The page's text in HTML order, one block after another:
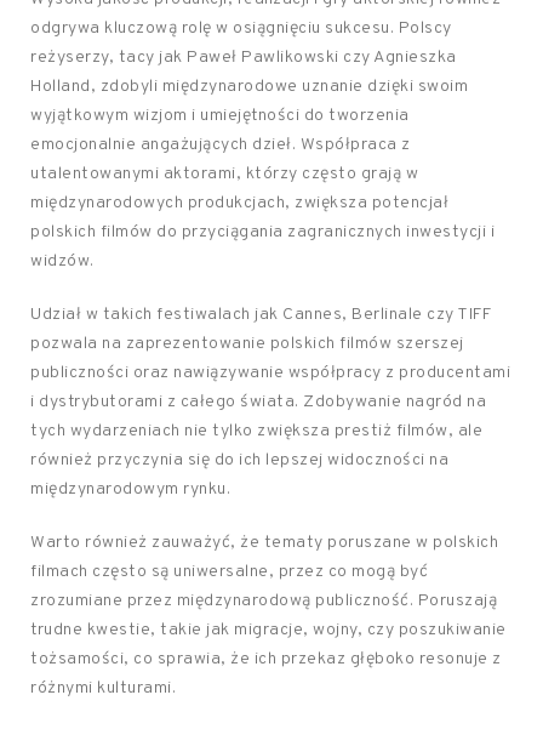
odgrywa kluczową rolę w osiągnięciu sukcesu. Polscy
reżyserzy, tacy jak Paweł Pawlikowski czy Agnieszka
Holland, zdobyli międzynarodowe uznanie dzięki swoim
wyjątkowym wizjom i umiejętności do tworzenia
emocjonalnie angażujących dzieł. Współpraca z
utalentowanymi aktorami, którzy często grają w
międzynarodowych produkcjach, zwiększa potencjał
polskich filmów do przyciągania zagranicznych inwestycji i
widzów.
Udział w takich festiwalach jak Cannes, Berlinale czy TIFF
pozwala na zaprezentowanie polskich filmów szerszej
publiczności oraz nawiązywanie współpracy z producentami
i dystrybutorami z całego świata. Zdobywanie nagród na
tych wydarzeniach nie tylko zwiększa prestiż filmów, ale
również przyczynia się do ich lepszej widoczności na
międzynarodowym rynku.
Warto również zauważyć, że tematy poruszane w polskich
filmach często są uniwersalne, przez co mogą być
zrozumiane przez międzynarodową publiczność. Poruszają
trudne kwestie, takie jak migracje, wojny, czy poszukiwanie
tożsamości, co sprawia, że ich przekaz głęboko resonuje z
różnymi kulturami.